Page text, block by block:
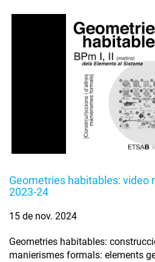
Geometries habitables: video
2023-24
15 de nov. 2024
Geometries habitables:
manierismes formals: elements